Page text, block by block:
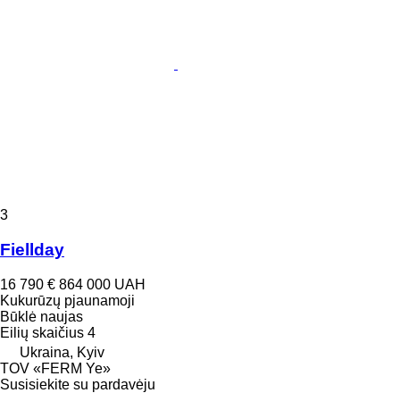
3
Fiellday
16 790 € 864 000 UAH
Kukurūzų pjaunamoji
Būklė naujas
Eilių skaičius 4
Ukraina, Kyiv
TOV «FERM Ye»
Susisiekite su pardavėju